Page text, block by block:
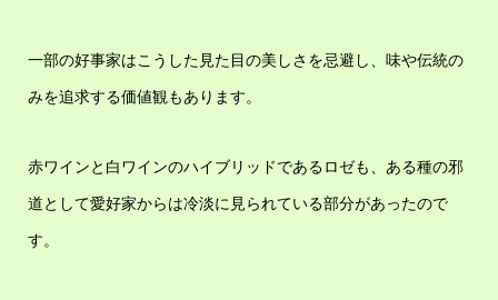
一部の好事家はこうした見た目の美しさを忌避し、味や伝統の
みを追求する価値観もあります。
赤ワインと白ワインのハイブリッドであるロゼも、ある種の邪
道として愛好家からは冷淡に見られている部分があったので
す。